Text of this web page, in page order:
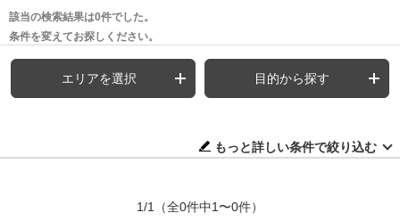
該当の検索結果は0件でした。
条件を変えてお探しください。
エリアを選択 目的から探す
もっと詳しい条件で絞り込む
1/1 （全0件中1〜0件）